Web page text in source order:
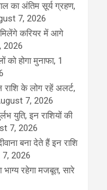
का अंतिम सूर्य ग्रहण,
7, 2026
करियर में आगे
2026
होगा मुनाफा, 1
के लोग रहें अलर्ट,
7, 2026
युति, इन राशियों की
7, 2026
बना देते हैं इन राशि
2026
रहेगा मजबूत, सारे